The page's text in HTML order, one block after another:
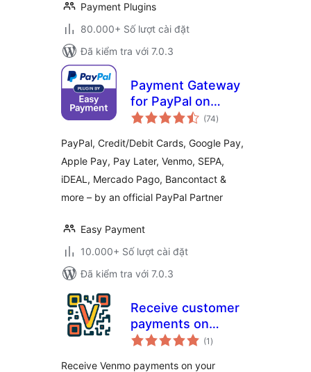
Payment Plugins
80.000+ Số lượt cài đặt
Đã kiểm tra với 7.0.3
Payment Gateway
for PayPal on
WooCommerce
(74tổng
đánh
)
PayPal, Credit/Debit Cards, Google Pay,
Apple Pay, Pay Later, Venmo, SEPA,
iDEAL, Mercado Pago, Bancontact &
more – by an official PayPal Partner
Easy Payment
10.000+ Số lượt cài đặt
Đã kiểm tra với 7.0.3
Receive customer
payments on
Woocommerce
(1 tổng
đánh
)
Receive Venmo payments on your